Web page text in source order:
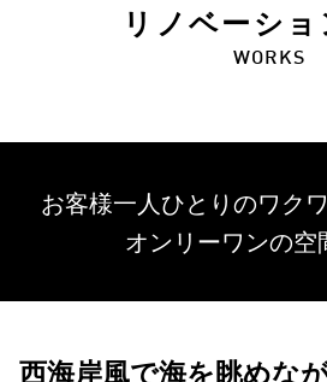
リノベーショ
WORKS
お客様一人ひとりのワク
オンリーワンの空
西海岸風で海を眺めな